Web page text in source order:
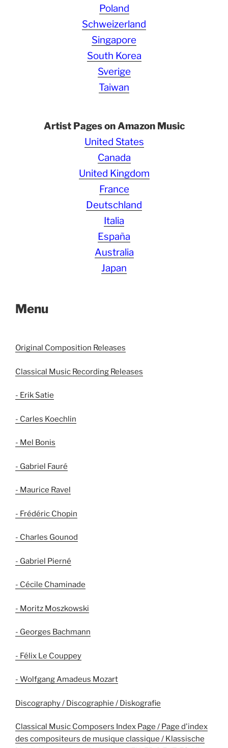
Poland
Schweizerland
Singapore
South Korea
Sverige
Taiwan
Artist Pages on Amazon Music
United States
Canada
United Kingdom
France
Deutschland
Italia
España
Australia
Japan
Menu
Original Composition Releases
Classical Music Recording Releases
- Erik Satie
- Carles Koechlin
- Mel Bonis
- Gabriel Fauré
- Maurice Ravel
- Frédéric Chopin
- Charles Gounod
- Gabriel Pierné
- Cécile Chaminade
- Moritz Moszkowski
- Georges Bachmann
- Félix Le Couppey
- Wolfgang Amadeus Mozart
Discography / Discographie / Diskografie
Classical Music Composers Index Page / Page d'index
des compositeurs de musique classique / Klassische